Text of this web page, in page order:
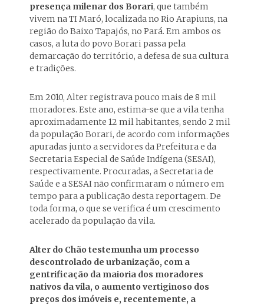
presença milenar dos Borari, que também
vivem na TI Maró, localizada no Rio Arapiuns, na
região do Baixo Tapajós, no Pará. Em ambos os
casos, a luta do povo Borari passa pela
demarcação do território, a defesa de sua cultura
e tradições.
Em 2010, Alter registrava pouco mais de 8 mil
moradores. Este ano, estima-se que a vila tenha
aproximadamente 12 mil habitantes, sendo 2 mil
da população Borari, de acordo com informações
apuradas junto a servidores da Prefeitura e da
Secretaria Especial de Saúde Indígena (SESAI),
respectivamente. Procuradas, a Secretaria de
Saúde e a SESAI não confirmaram o número em
tempo para a publicação desta reportagem. De
toda forma, o que se verifica é um crescimento
acelerado da população da vila.
Alter do Chão testemunha um processo
descontrolado de urbanização, com a
gentrificação da maioria dos moradores
nativos da vila, o aumento vertiginoso dos
preços dos imóveis e, recentemente, a